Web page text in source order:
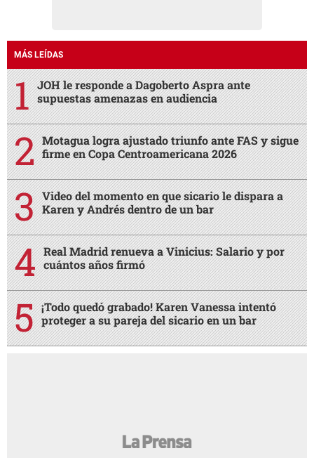
MÁS LEÍDAS
JOH le responde a Dagoberto Aspra ante
supuestas amenazas en audiencia
Motagua logra ajustado triunfo ante FAS y sigue
firme en Copa Centroamericana 2026
Video del momento en que sicario le dispara a
Karen y Andrés dentro de un bar
Real Madrid renueva a Vinicius: Salario y por
cuántos años firmó
¡Todo quedó grabado! Karen Vanessa intentó
proteger a su pareja del sicario en un bar